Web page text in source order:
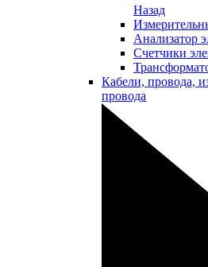
Назад
Анализатор
Счетчики
Кабели, провода,
провода